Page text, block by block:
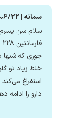
سمانه | 1404/06/22
جوری که شبها
خلط زیاد تو
دارو را ادامه